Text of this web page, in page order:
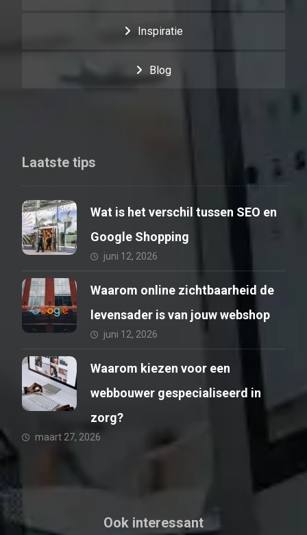
Inspiratie
Blog
Laatste tips
Wat is het verschil tussen SEO en
Google Shopping
juni 12, 2026
Waarom online zichtbaarheid de
levensader is van jouw webshop
juni 12, 2026
Waarom kiezen voor een
webbouwer gespecialiseerd in
zorg?
maart 27, 2026
Ook interessant